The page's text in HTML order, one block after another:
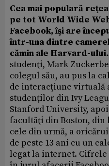
Cea mai populară
pe tot World Wide
Facebook, îşi are
într-una dintre
cămin ale Harvard-ului.
studenţi, Mark
colegul său, au pus la
de interacţiune virtuală
studenţilor din Ivy
Stanford University,
facultăţi din Boston, din
cele din urmă, a
de peste 13 ani cu un
legat la internet.